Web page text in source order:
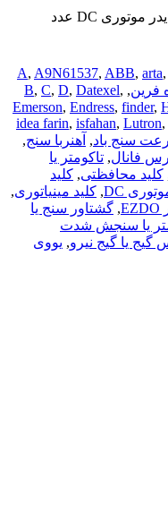
A, A9N61537, ABB, arta,
,
B, C, D, Datexel,
Emerson, Endress, finder,
idea farin, isfahan, Lutron,
سنج باد, آهنربا سنج,
فانال, تاکومتر یا
کلید محافظتی, کلید
, کلید مینیاتوری,
, گشتاور سنج یا
یا سنجش شدت
گیج یا گیج نیرو, یووی